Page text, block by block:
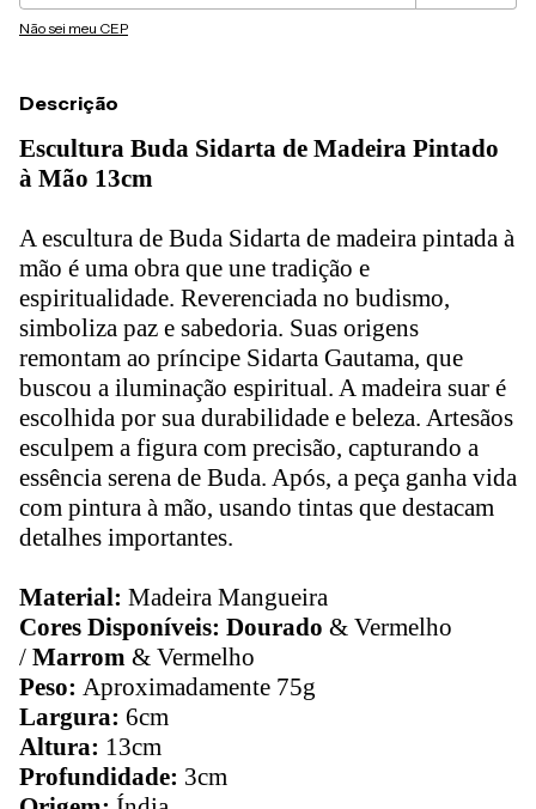
Não sei meu CEP
Descrição
Escultura Buda Sidarta de Madeira Pintado
à Mão 13cm
A escultura de Buda Sidarta de madeira pintada à
mão é uma obra que une tradição e
espiritualidade. Reverenciada no budismo,
simboliza paz e sabedoria. Suas origens
remontam ao príncipe Sidarta Gautama, que
buscou a iluminação espiritual. A madeira suar é
escolhida por sua durabilidade e beleza. Artesãos
esculpem a figura com precisão, capturando a
essência serena de Buda. Após, a peça ganha vida
com pintura à mão, usando tintas que destacam
detalhes importantes.
Material: Madeira Mangueira
Cores Disponíveis: Dourado & Vermelho
/ Marrom & Vermelho
Peso: Aproximadamente 75g
Largura: 6cm
Altura: 13cm
Profundidade: 3cm